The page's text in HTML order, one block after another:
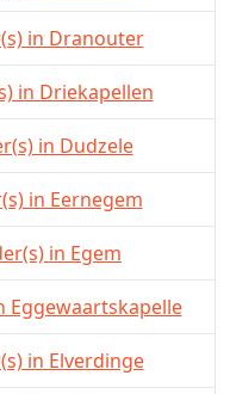
in Dranouter
in Driekapellen
in Dudzele
in Eernegem
in Egem
Eggewaartskapelle
in Elverdinge